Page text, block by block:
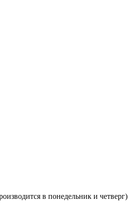
в понедельник и четверг)